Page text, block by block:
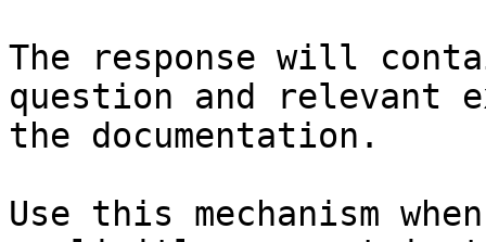
The response will
question and relevant
the documentation.
Use this mechanism